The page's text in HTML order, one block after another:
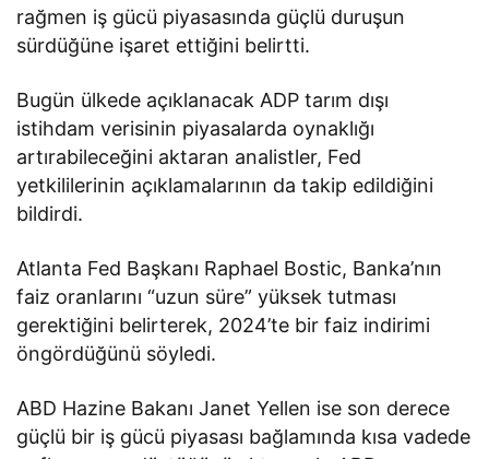
rağmen iş gücü piyasasında güçlü duruşun
sürdüğüne işaret ettiğini belirtti.
Bugün ülkede açıklanacak ADP tarım dışı
istihdam verisinin piyasalarda oynaklığı
artırabileceğini aktaran analistler, Fed
yetkililerinin açıklamalarının da takip edildiğini
bildirdi.
Atlanta Fed Başkanı Raphael Bostic, Banka’nın
faiz oranlarını “uzun süre” yüksek tutması
gerektiğini belirterek, 2024’te bir faiz indirimi
öngördüğünü söyledi.
ABD Hazine Bakanı Janet Yellen ise son derece
güçlü bir iş gücü piyasası bağlamında kısa vadede